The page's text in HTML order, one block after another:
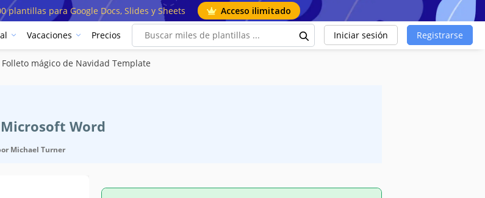
plantillas para Google Docs, Slides y Sheets Acceso ilimitado
Vacaciones Precios Iniciar sesión Registrarse
Folleto mágico de Navidad Template
Word
Michael Turner